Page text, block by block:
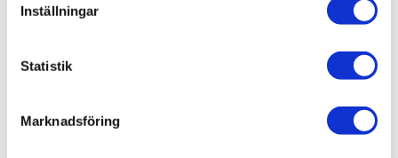
Ta reda på mer om hur dina personliga uppgifter
Du kan ändra eller dra tillbaka ditt samtycke när som
Vi använder enhetsidentifierare för att anpassa innehållet
Inställningar
Statistik
Marknadsföring